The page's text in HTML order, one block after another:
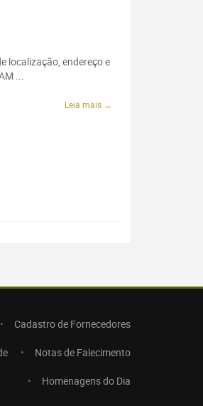
localização, endereço e
...
Leia mais →
Cadastro de Fornecedores
Notas de Falecimento
Homenagens do Dia